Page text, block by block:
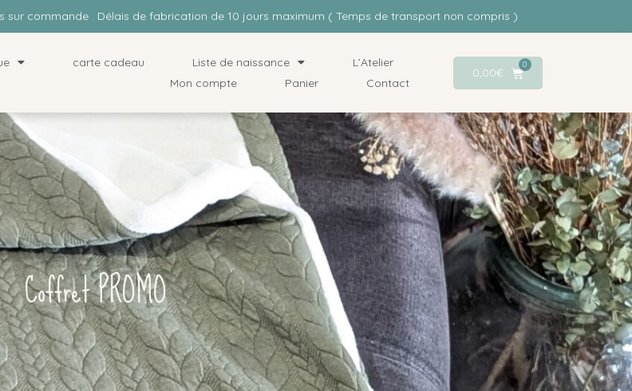
sur commande . Délais de fabrication de 10 jours maximum ( Temps de transport non compris )
carte cadeau Liste de naissance
L’Atelier
Mon compte
Panier Contact
0,00€
0
Coffret PROMO